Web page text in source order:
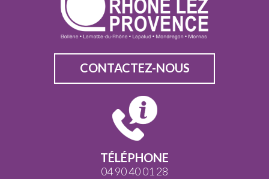
CONTACTEZ-NOUS
TÉLÉPHONE
04 90 40 01 28